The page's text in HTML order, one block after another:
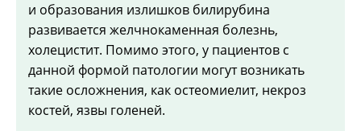
и образования излишков билирубина
развивается желчнокаменная болезнь,
холецистит. Помимо этого, у пациентов с
данной формой патологии могут возникать
такие осложнения, как остеомиелит, некроз
костей, язвы голеней.